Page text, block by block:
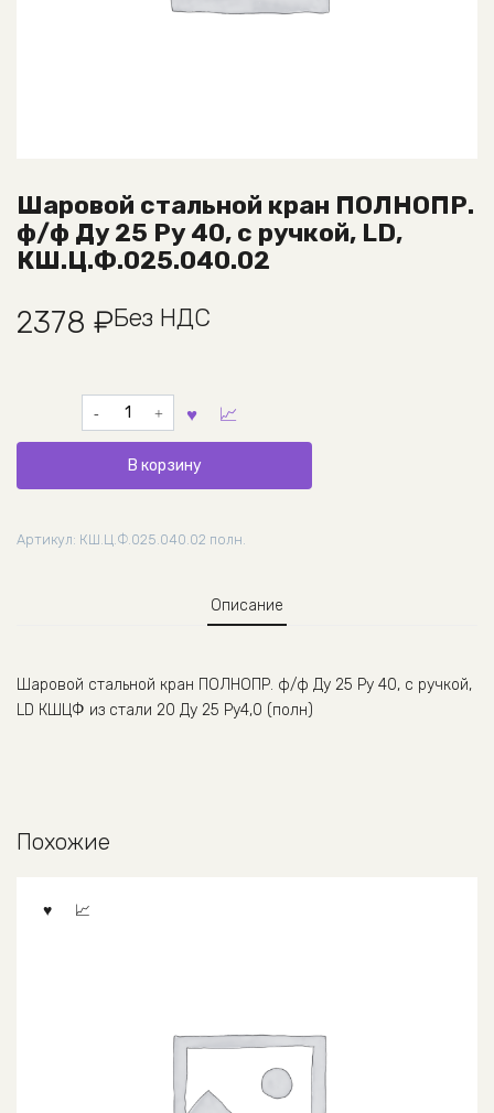
Шаровой стальной кран ПОЛНОПР.
ф/ф Ду 25 Ру 40, с ручкой, LD,
КШ.Ц.Ф.025.040.02
2378 ₽Без НДС
Количество
товара
стальной
ф/
с
ручкой,
В корзину
Артикул: КШ.Ц.Ф.025.040.02 полн.
Описание
Шаровой стальной кран ПОЛНОПР. ф/ф Ду 25 Ру 40, с ручкой,
LD КШЦФ из стали 20 Ду 25 Ру4,0 (полн)
Похожие